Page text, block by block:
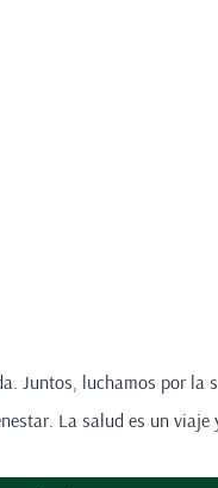
Juntos, luchamos por la
La salud es un